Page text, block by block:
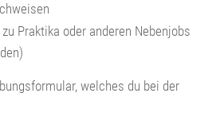
Praktika oder anderen Nebenjobs
welches du bei der